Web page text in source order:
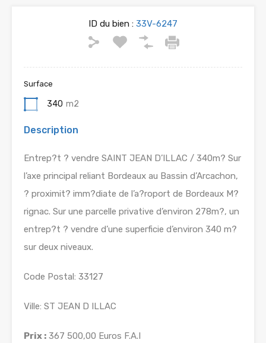
ID du bien : 33V-6247
Surface
340 m2
Description
Entrep?t ? vendre SAINT JEAN D’ILLAC / 340m? Sur
l’axe principal reliant Bordeaux au Bassin d’Arcachon,
? proximit? imm?diate de l’a?roport de Bordeaux M?
rignac. Sur une parcelle privative d’environ 278m?, un
entrep?t ? vendre d’une superficie d’environ 340 m?
sur deux niveaux.
Code Postal: 33127
Ville: ST JEAN D ILLAC
Prix : 367 500,00 Euros F.A.I